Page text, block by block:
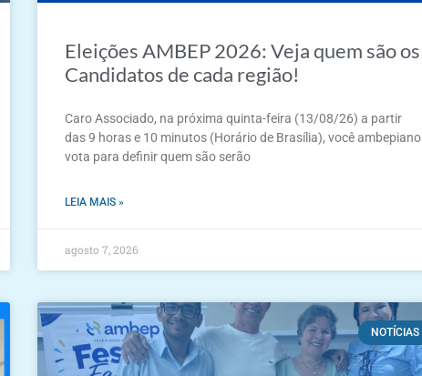
Eleições AMBEP 2026: Veja quem são os
Candidatos de cada região!
Caro Associado, na próxima quinta-feira (13/08/26) a partir
das 9 horas e 10 minutos (Horário de Brasília), você ambepiano
vota para definir quem são serão
LEIA MAIS »
agosto 7, 2026
NOTÍCIAS